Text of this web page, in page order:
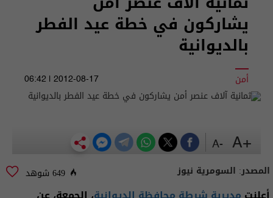
يشاركون في خطة عيد الفطر
بالديوانية
أمن 2012-08-17 | 06:42
المصدر: السومرية نيوز 649 شوهد
+A
-A